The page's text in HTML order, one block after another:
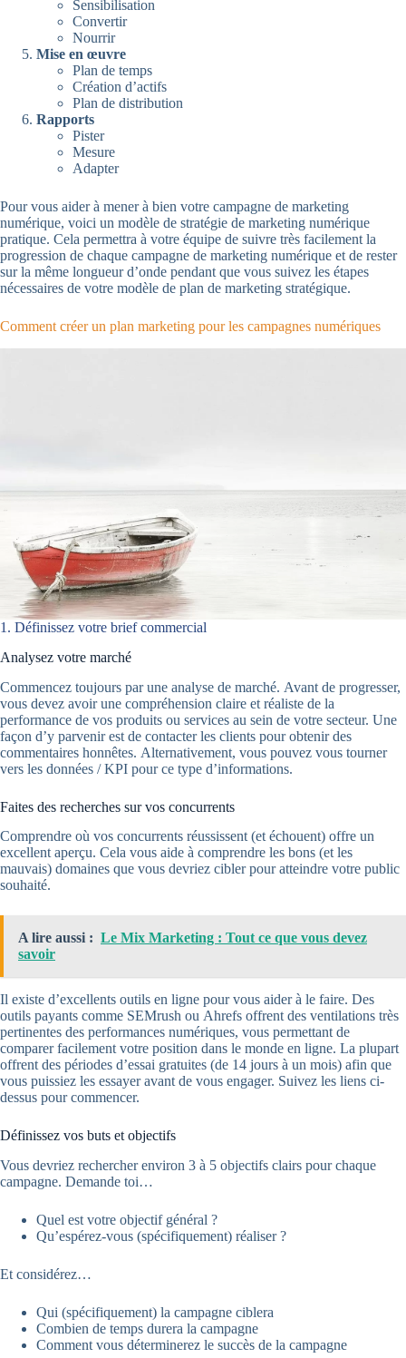
Sensibilisation
Convertir
Nourrir
Mise en œuvre
Plan de temps
Création d’actifs
Plan de distribution
Rapports
Pister
Mesure
Adapter
Pour vous aider à mener à bien votre campagne de marketing
numérique, voici un modèle de stratégie de marketing numérique
pratique. Cela permettra à votre équipe de suivre très facilement la
progression de chaque campagne de marketing numérique et de rester
sur la même longueur d’onde pendant que vous suivez les étapes
nécessaires de votre modèle de plan de marketing stratégique.
Comment créer un plan marketing pour les campagnes numériques
1. Définissez votre brief commercial
Analysez votre marché
Commencez toujours par une analyse de marché. Avant de progresser,
vous devez avoir une compréhension claire et réaliste de la
performance de vos produits ou services au sein de votre secteur. Une
façon d’y parvenir est de contacter les clients pour obtenir des
commentaires honnêtes. Alternativement, vous pouvez vous tourner
vers les données / KPI pour ce type d’informations.
Faites des recherches sur vos concurrents
Comprendre où vos concurrents réussissent (et échouent) offre un
excellent aperçu. Cela vous aide à comprendre les bons (et les
mauvais) domaines que vous devriez cibler pour atteindre votre public
souhaité.
A lire aussi : Le Mix Marketing : Tout ce que vous devez
savoir
Il existe d’excellents outils en ligne pour vous aider à le faire. Des
outils payants comme SEMrush ou Ahrefs offrent des ventilations très
pertinentes des performances numériques, vous permettant de
comparer facilement votre position dans le monde en ligne. La plupart
offrent des périodes d’essai gratuites (de 14 jours à un mois) afin que
vous puissiez les essayer avant de vous engager. Suivez les liens ci-
dessus pour commencer.
Définissez vos buts et objectifs
Vous devriez rechercher environ 3 à 5 objectifs clairs pour chaque
campagne. Demande toi…
Quel est votre objectif général ?
Qu’espérez-vous (spécifiquement) réaliser ?
Et considérez…
Qui (spécifiquement) la campagne ciblera
Combien de temps durera la campagne
Comment vous déterminerez le succès de la campagne